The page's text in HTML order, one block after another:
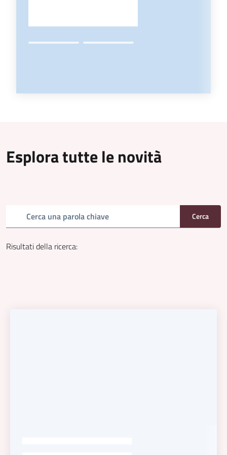
Esplora tutte le novità
Cerca una parola chiave Cerca
Risultati della ricerca: